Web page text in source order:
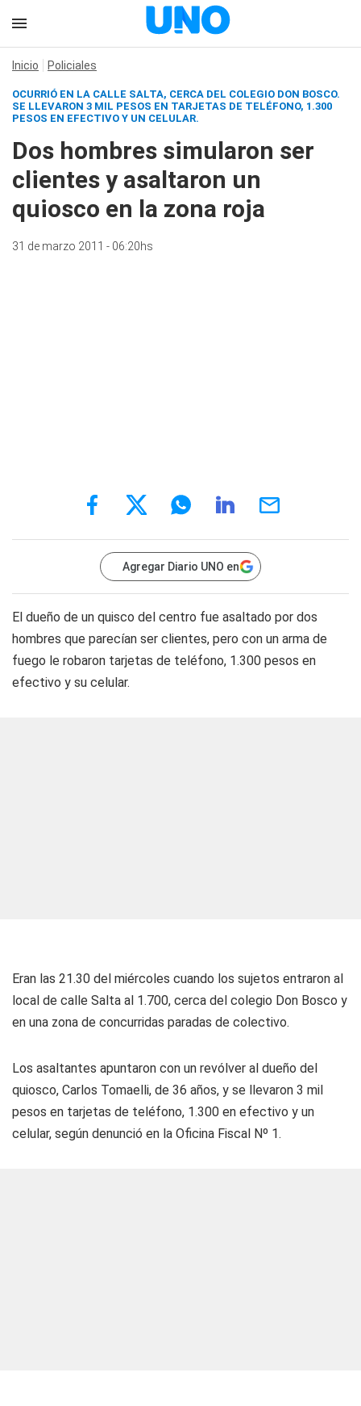
Inicio Policiales
OCURRIÓ EN LA CALLE SALTA, CERCA DEL COLEGIO DON BOSCO.
SE LLEVARON 3 MIL PESOS EN TARJETAS DE TELÉFONO, 1.300
PESOS EN EFECTIVO Y UN CELULAR.
Dos hombres simularon ser
clientes y asaltaron un
quiosco en la zona roja
31 de marzo 2011 - 06:20hs
Agregar Diario UNO en
El dueño de un quisco del centro fue asaltado por dos
hombres que parecían ser clientes, pero con un arma de
fuego le robaron tarjetas de teléfono, 1.300 pesos en
efectivo y su celular.
Eran las 21.30 del miércoles cuando los sujetos entraron al
local de calle Salta al 1.700, cerca del colegio Don Bosco y
en una zona de concurridas paradas de colectivo.
Los asaltantes apuntaron con un revólver al dueño del
quiosco, Carlos Tomaelli, de 36 años, y se llevaron 3 mil
pesos en tarjetas de teléfono, 1.300 en efectivo y un
celular, según denunció en la Oficina Fiscal Nº 1.